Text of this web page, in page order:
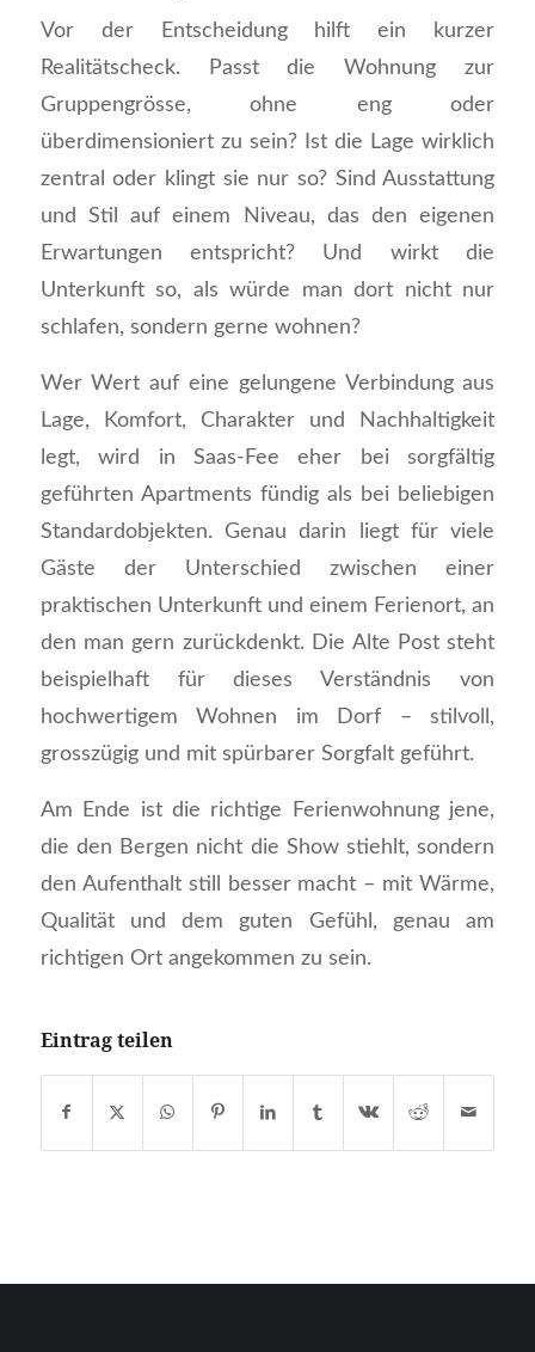
Vor der Entscheidung hilft ein kurzer
Realitätscheck. Passt die Wohnung zur
Gruppengrösse, ohne eng oder
überdimensioniert zu sein? Ist die Lage wirklich
zentral oder klingt sie nur so? Sind Ausstattung
und Stil auf einem Niveau, das den eigenen
Erwartungen entspricht? Und wirkt die
Unterkunft so, als würde man dort nicht nur
schlafen, sondern gerne wohnen?
Wer Wert auf eine gelungene Verbindung aus
Lage, Komfort, Charakter und Nachhaltigkeit
legt, wird in Saas-Fee eher bei sorgfältig
geführten Apartments fündig als bei beliebigen
Standardobjekten. Genau darin liegt für viele
Gäste der Unterschied zwischen einer
praktischen Unterkunft und einem Ferienort, an
den man gern zurückdenkt. Die Alte Post steht
beispielhaft für dieses Verständnis von
hochwertigem Wohnen im Dorf – stilvoll,
grosszügig und mit spürbarer Sorgfalt geführt.
Am Ende ist die richtige Ferienwohnung jene,
die den Bergen nicht die Show stiehlt, sondern
den Aufenthalt still besser macht – mit Wärme,
Qualität und dem guten Gefühl, genau am
richtigen Ort angekommen zu sein.
Eintrag teilen